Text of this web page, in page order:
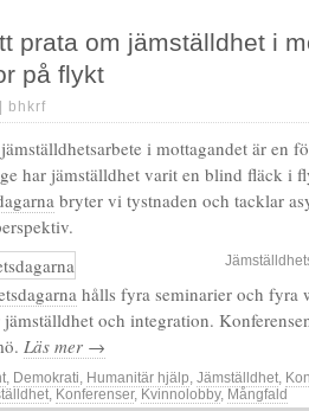
prata om jämställdhet i
på flykt
bhkrf
i mottagandet är en
har jämställdhet varit en blind fläck i
bryter vi tystnaden och tacklar
hålls fyra seminarier och fyra
jämställdhet och integration.
Läs mer →
, Demokrati, Humanitär hjälp, Jämställdhet,
, Konferenser, Kvinnolobby, Mångfald